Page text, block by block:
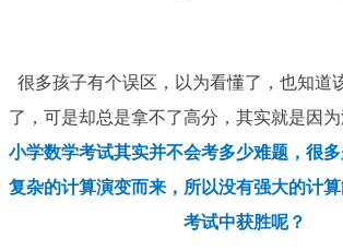
很多孩子有个误区，以为看懂了，也知道
了，可是却总是拿不了高分，其实就是因为
小学数学考试其实并不会考多少难题，很
复杂的计算演变而来，所以没有强大的计
考试中获胜呢？